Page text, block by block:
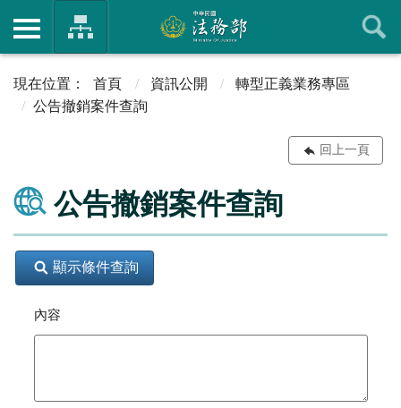
首頁 資訊公開
轉型正義業務專區
公告撤銷案件查詢
回上一頁
公告撤銷案件查詢
顯示條件查詢
內容